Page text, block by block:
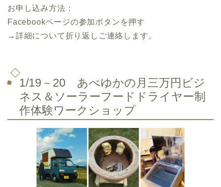
お申し込み方法：
Facebookページの参加ボタンを押す
→詳細について折り返しご連絡します。
1/19－20 あべゆかの月三万円ビジ
ネス＆ソーラーフードドライヤー制
作体験ワークショップ